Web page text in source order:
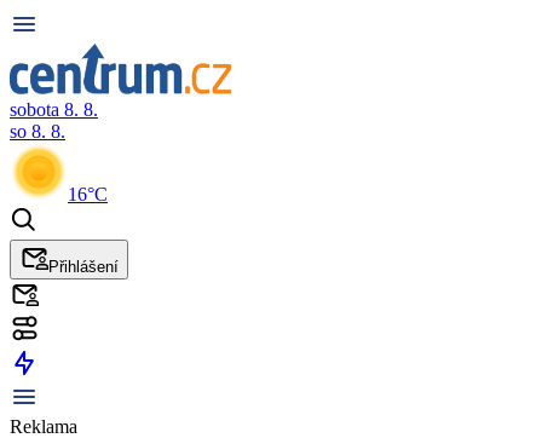
sobota 8. 8.
so 8. 8.
16°C
Přihlášení
Reklama